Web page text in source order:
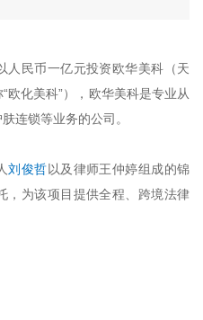
人民币一亿元投资欧华美科（天
欧化美科”），欧华美科是专业从
连锁等业务的公司。
刘俊哲以及律师王仲婷组成的锦
，为该项目提供全程、跨境法律